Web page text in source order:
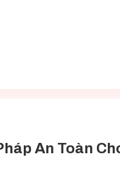
An Toàn